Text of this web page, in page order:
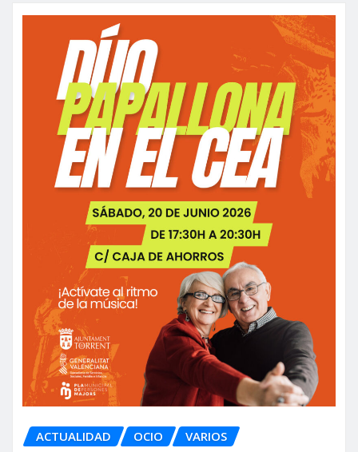
ACTUALIDAD OCIO VARIOS